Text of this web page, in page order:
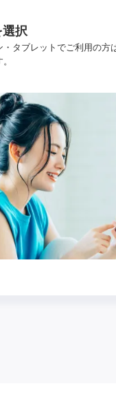
択
・タブレットでご利用の方